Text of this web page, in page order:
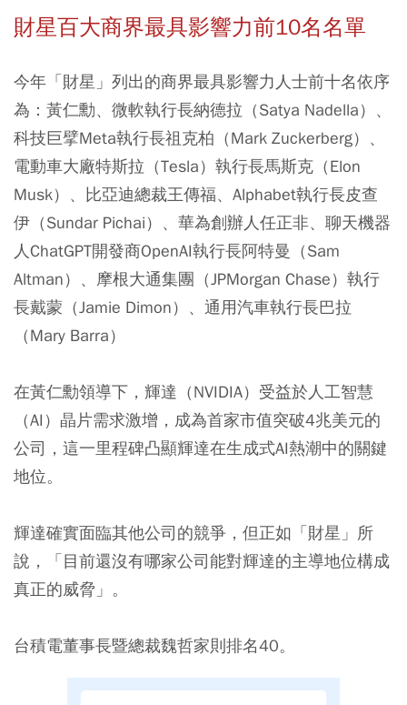
財星百大商界最具影響力前10名名單
今年「財星」列出的商界最具影響力人士前十名依序
為：黃仁勳、微軟執行長納德拉（Satya Nadella）、
科技巨擘Meta執行長祖克柏（Mark Zuckerberg）、
電動車大廠特斯拉（Tesla）執行長馬斯克（Elon
Musk）、比亞迪總裁王傳福、Alphabet執行長皮查
伊（Sundar Pichai）、華為創辦人任正非、聊天機器
人ChatGPT開發商OpenAI執行長阿特曼（Sam
Altman）、摩根大通集團（JPMorgan Chase）執行
長戴蒙（Jamie Dimon）、通用汽車執行長巴拉
（Mary Barra）
在黃仁勳領導下，輝達（NVIDIA）受益於人工智慧
（AI）晶片需求激增，成為首家市值突破4兆美元的
公司，這一里程碑凸顯輝達在生成式AI熱潮中的關鍵
地位。
輝達確實面臨其他公司的競爭，但正如「財星」所
說，「目前還沒有哪家公司能對輝達的主導地位構成
真正的威脅」。
台積電董事長暨總裁魏哲家則排名40。